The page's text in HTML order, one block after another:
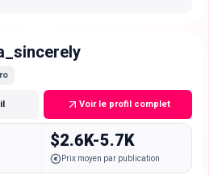
Voir le profil complet
$2.6K-5.7K
Prix moyen par publication